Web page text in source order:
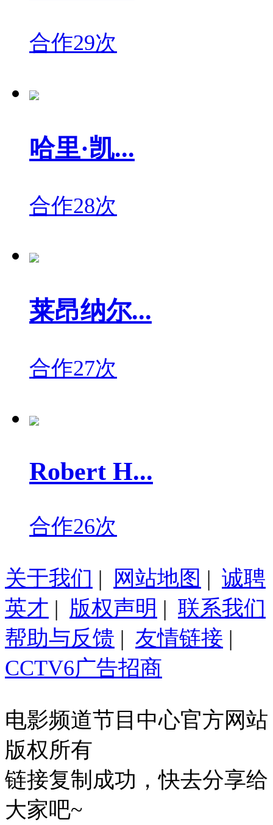
合作29次
哈里·凯...
合作28次
莱昂纳尔...
合作27次
Robert H...
合作26次
关于我们 | 网站地图 | 诚聘
英才 | 版权声明 | 联系我们
帮助与反馈 | 友情链接 |
CCTV6广告招商
电影频道节目中心官方网站
版权所有
链接复制成功，快去分享给
大家吧~